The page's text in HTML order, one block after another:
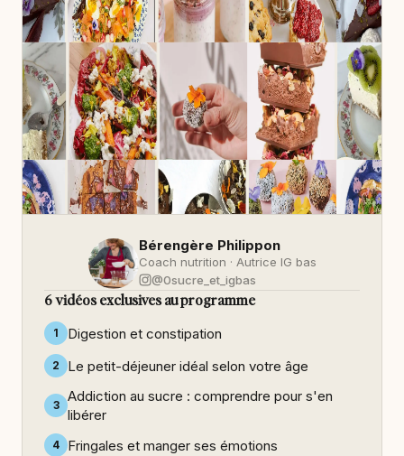
Bérengère Philippon
Coach nutrition · Autrice IG bas
@0sucre_et_igbas
6 vidéos exclusives au programme
1 Digestion et constipation
2 Le petit-déjeuner idéal selon votre âge
3
Addiction au sucre : comprendre pour s'en
libérer
4 Fringales et manger ses émotions